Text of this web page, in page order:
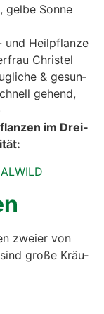
gel­be Son­ne
und Heil­pflan­ze
Chris­tel
& gesun­
gehend,
im Drei­
zwei­er von
gro­ße Kräu­